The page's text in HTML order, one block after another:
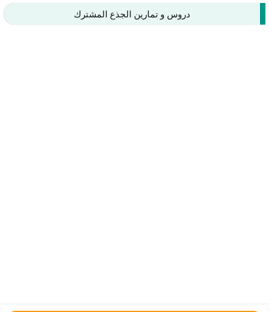
دروس و تمارين الجذع المشترك